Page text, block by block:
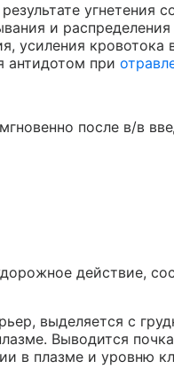
угнетения
и распределения
усиления кровотока
антидотом при
после в/в
действие,
выделяется с
Выводится
в плазме и уровню